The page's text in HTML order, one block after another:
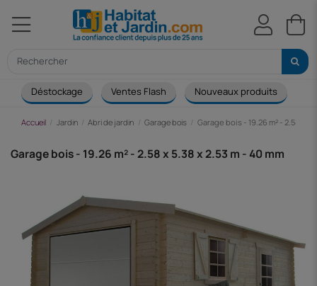
Déstockage Ventes Flash Nouveaux produits
Accueil Jardin Abri de jardin Garage bois Garage bois - 19.26 m² - 2.58 x
Garage bois - 19.26 m² - 2.58 x 5.38 x 2.53 m - 40 mm